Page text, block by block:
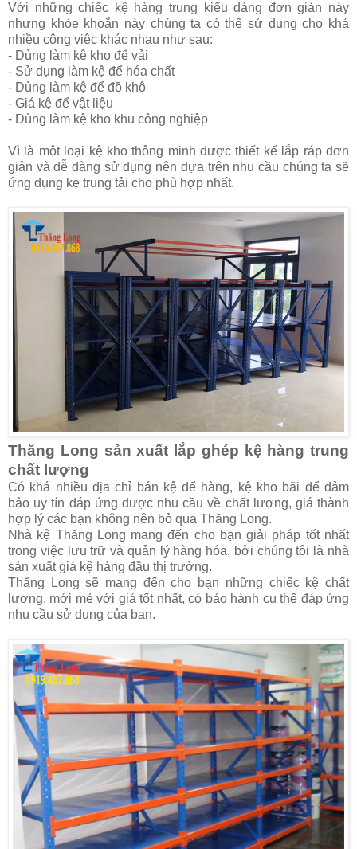
Với những chiếc kệ hàng trung kiểu dáng đơn giản này
nhưng khỏe khoắn này chúng ta có thể sử dụng cho khá
nhiều công việc khác nhau như sau:
- Dùng làm kệ kho để vải
- Sử dụng làm kệ để hóa chất
- Dùng làm kệ để đồ khô
- Giá kệ để vật liệu
- Dùng làm kệ kho khu công nghiệp
Vì là một loại kệ kho thông minh được thiết kế lắp ráp đơn
giản và dễ dàng sử dụng nên dựa trên nhu cầu chúng ta sẽ
ứng dụng kẹ trung tải cho phù hợp nhất.
Thăng Long sản xuất lắp ghép kệ hàng trung
chất lượng
Có khá nhiều địa chỉ bán kệ để hàng, kệ kho bãi để đảm
bảo uy tín đáp ứng được nhu cầu về chất lượng, giá thành
hợp lý các bạn không nên bỏ qua Thăng Long.
Nhà kệ Thăng Long mang đến cho bạn giải pháp tốt nhất
trong việc lưu trữ và quản lý hàng hóa, bởi chúng tôi là nhà
sản xuất giá kệ hàng đầu thị trường.
Thăng Long sẽ mang đến cho bạn những chiếc kệ chất
lượng, mới mẻ với giá tốt nhất, có bảo hành cụ thể đáp ứng
nhu cầu sử dụng của bạn.